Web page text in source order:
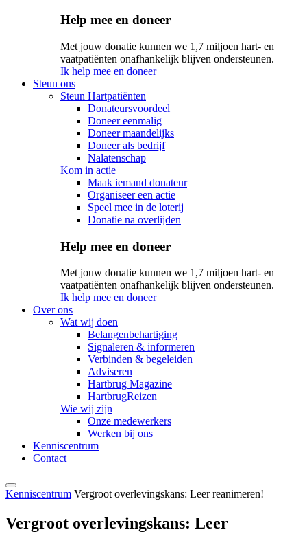
Help mee en doneer
Met jouw donatie kunnen we 1,7 miljoen hart- en
vaatpatiënten onafhankelijk blijven ondersteunen.
Ik help mee en doneer
Steun ons
Steun Hartpatiënten
Donateursvoordeel
Doneer eenmalig
Doneer maandelijks
Doneer als bedrijf
Nalatenschap
Kom in actie
Maak iemand donateur
Organiseer een actie
Speel mee in de loterij
Donatie na overlijden
Help mee en doneer
Met jouw donatie kunnen we 1,7 miljoen hart- en
vaatpatiënten onafhankelijk blijven ondersteunen.
Ik help mee en doneer
Over ons
Wat wij doen
Belangenbehartiging
Signaleren & informeren
Verbinden & begeleiden
Adviseren
Hartbrug Magazine
HartbrugReizen
Wie wij zijn
Onze medewerkers
Werken bij ons
Kenniscentrum
Contact
Kenniscentrum Vergroot overlevingskans: Leer reanimeren!
Vergroot overlevingskans: Leer